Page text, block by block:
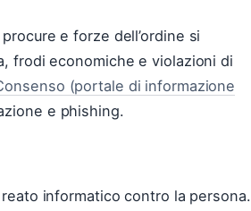
e forze dell’ordine si
frodi economiche e violazioni di
(portale di informazione
e phishing.
informatico contro la persona.